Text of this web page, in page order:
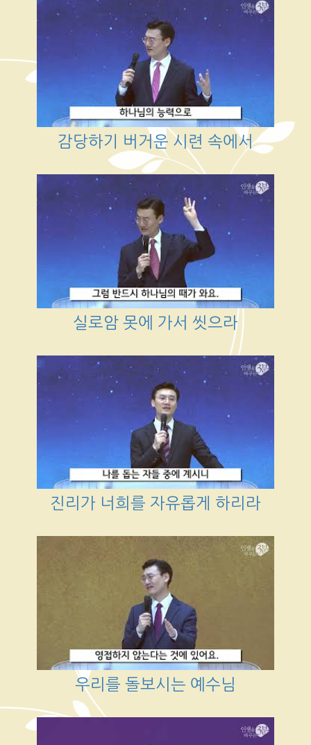
감당하기 버거운 시련 속에서
실로암 못에 가서 씻으라
진리가 너희를 자유롭게 하리라
우리를 돌보시는 예수님